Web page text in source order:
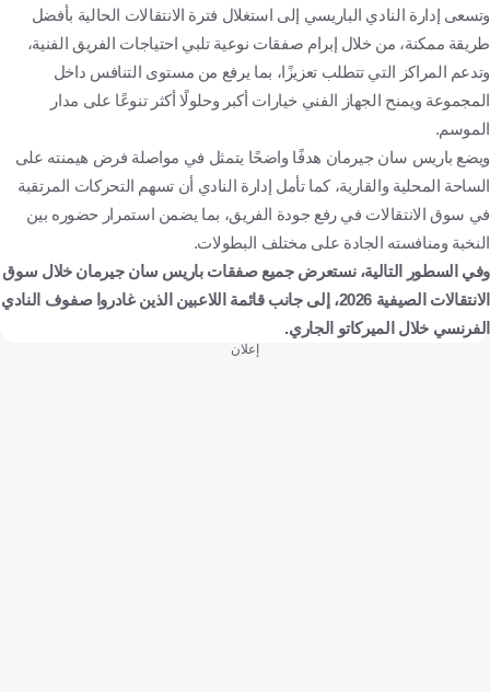
وتسعى إدارة النادي الباريسي إلى استغلال فترة الانتقالات الحالية بأفضل
طريقة ممكنة، من خلال إبرام صفقات نوعية تلبي احتياجات الفريق الفنية،
وتدعم المراكز التي تتطلب تعزيزًا، بما يرفع من مستوى التنافس داخل
المجموعة ويمنح الجهاز الفني خيارات أكبر وحلولًا أكثر تنوعًا على مدار
الموسم.
ويضع باريس سان جيرمان هدفًا واضحًا يتمثل في مواصلة فرض هيمنته على
الساحة المحلية والقارية، كما تأمل إدارة النادي أن تسهم التحركات المرتقبة
في سوق الانتقالات في رفع جودة الفريق، بما يضمن استمرار حضوره بين
النخبة ومنافسته الجادة على مختلف البطولات.
وفي السطور التالية، نستعرض جميع صفقات باريس سان جيرمان خلال سوق
الانتقالات الصيفية 2026، إلى جانب قائمة اللاعبين الذين غادروا صفوف النادي
الفرنسي خلال الميركاتو الجاري.
إعلان